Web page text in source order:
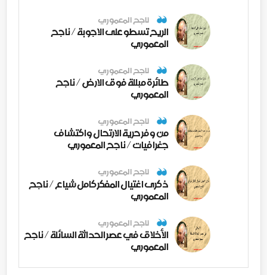
ناجح المعموري
الريح تسطو على الاجوبة / ناجح
المعموري
ناجح المعموري
طائرة مبللة فوق الارض / ناجح
المعموري
ناجح المعموري
من وفر حرية الارتحال واكتشاف
جغرافيات / ناجح المعموري
ناجح المعموري
ذكرى اغتيال المفكر كامل شياع / ناجح
المعموري
ناجح المعموري
الأخلاق في عصر الحداثة السائلة / ناجح
المعموري